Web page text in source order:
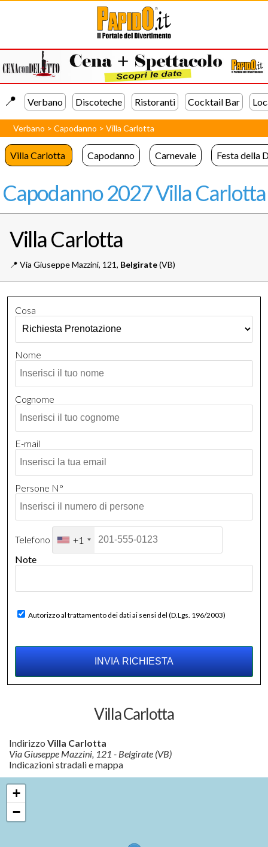
📍️ Verbano Discoteche Ristoranti Cocktail Bar
Verbano >Capodanno >Villa Carlotta
Villa Carlotta Capodanno Carnevale Festa della
Capodanno 2027 Villa Carlotta
Villa Carlotta
📍️ Via Giuseppe Mazzini, 121, Belgirate(VB)
Cosa
Nome
Cognome
E-mail
Persone N°
Telefono
+1
Note
Autorizzo al trattamento dei dati ai sensi del (D.Lgs. 196/2003)
Villa Carlotta
Indirizzo Villa Carlotta
Via Giuseppe Mazzini, 121 - Belgirate (VB)
Indicazioni stradali e mappa
+
−